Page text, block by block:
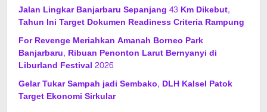
Jalan Lingkar Banjarbaru Sepanjang 43 Km Dikebut,
Tahun Ini Target Dokumen Readiness Criteria Rampung
For Revenge Meriahkan Amanah Borneo Park
Banjarbaru, Ribuan Penonton Larut Bernyanyi di
Liburland Festival 2026
Gelar Tukar Sampah jadi Sembako, DLH Kalsel Patok
Target Ekonomi Sirkular